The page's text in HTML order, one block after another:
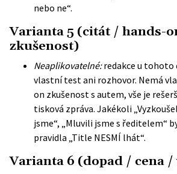
nebo ne“.
Varianta 5 (citát / hands-
zkušenost)
Neaplikovatelné:redakce u tohoto
vlastní test ani rozhovor. Nemá
on zkušenost s autem, vše je
tisková zpráva. Jakékoli
jsme“, „Mluvili jsme s ředitelem“
pravidla „Title NESMÍ lhát“.
Varianta 6 (dopad / cena